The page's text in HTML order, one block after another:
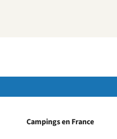
Campings en France